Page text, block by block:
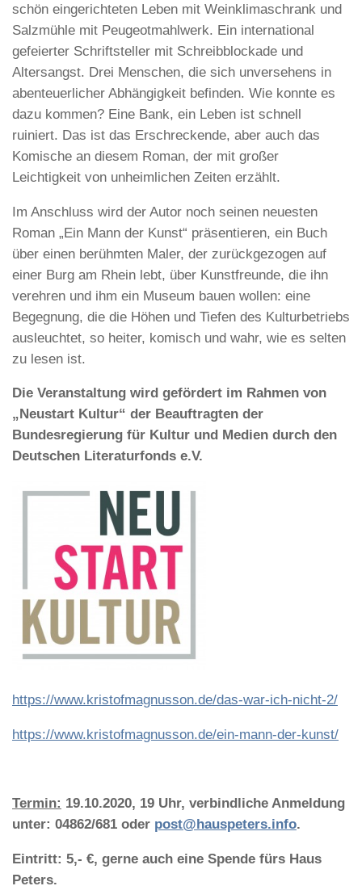
schön eingerichteten Leben mit Weinklimaschrank und
Salzmühle mit Peugeotmahlwerk. Ein international
gefeierter Schriftsteller mit Schreibblockade und
Altersangst. Drei Menschen, die sich unversehens in
abenteuerlicher Abhängigkeit befinden. Wie konnte es
dazu kommen? Eine Bank, ein Leben ist schnell
ruiniert. Das ist das Erschreckende, aber auch das
Komische an diesem Roman, der mit großer
Leichtigkeit von unheimlichen Zeiten erzählt.
Im Anschluss wird der Autor noch seinen neuesten
Roman „Ein Mann der Kunst“ präsentieren, ein Buch
über einen berühmten Maler, der zurückgezogen auf
einer Burg am Rhein lebt, über Kunstfreunde, die ihn
verehren und ihm ein Museum bauen wollen: eine
Begegnung, die die Höhen und Tiefen des Kulturbetriebs
ausleuchtet, so heiter, komisch und wahr, wie es selten
zu lesen ist.
Die Veranstaltung wird gefördert im Rahmen von
„Neustart Kultur“ der Beauftragten der
Bundesregierung für Kultur und Medien durch den
Deutschen Literaturfonds e.V.
https://www.kristofmagnusson.de/das-war-ich-nicht-2/
https://www.kristofmagnusson.de/ein-mann-der-kunst/
Termin: 19.10.2020, 19 Uhr, verbindliche Anmeldung
unter: 04862/681 oder post@hauspeters.info.
Eintritt: 5,- €, gerne auch eine Spende fürs Haus
Peters.